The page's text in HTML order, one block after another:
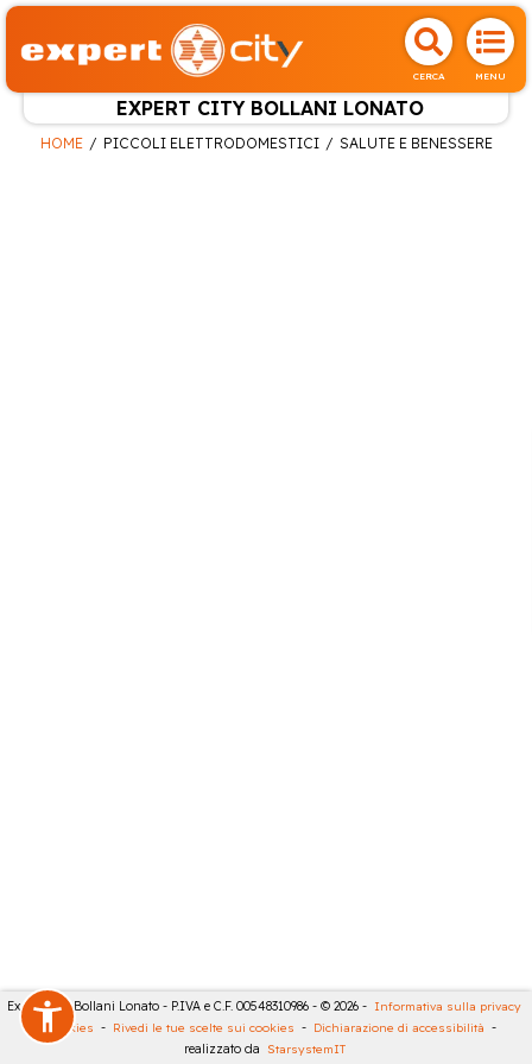
CERCA MENU
EXPERT CITY BOLLANI LONATO
HOME PICCOLI ELETTRODOMESTICI SALUTE E BENESSERE
Expert City Bollani Lonato - P.IVA e C.F. 00548310986 - © 2026 - Informativa sulla privacy
Cookies - Rivedi le tue scelte sui cookies - Dichiarazione di accessibilità -
realizzato da StarsystemIT